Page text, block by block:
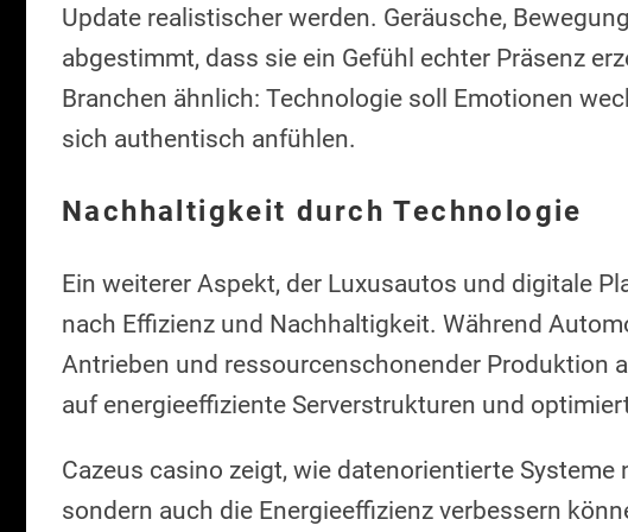
Update realistischer werden. Geräusche,
abgestimmt, dass sie ein Gefühl echter Präsenz
Branchen ähnlich: Technologie soll Emotionen
sich authentisch anfühlen.
Nachhaltigkeit durch Technologie
Ein weiterer Aspekt, der Luxusautos und digitale
nach Effizienz und Nachhaltigkeit. Während
Antrieben und ressourcenschonender Produktion
auf energieeffiziente Serverstrukturen und
Cazeus casino zeigt, wie datenorientierte
sondern auch die Energieeffizienz verbessern